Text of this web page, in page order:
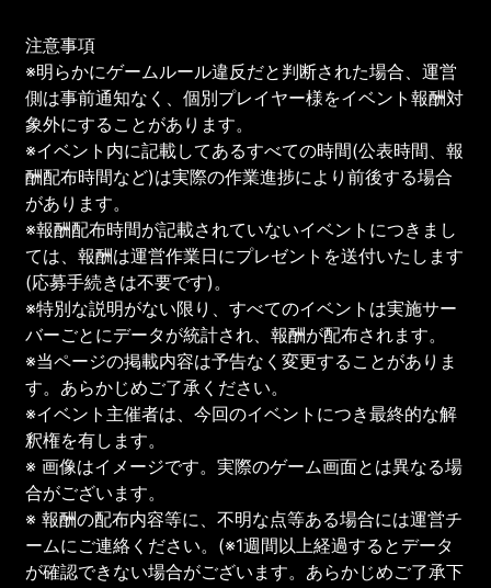
注意事項
※明らかにゲームルール違反だと判断された場合、運営
側は事前通知なく、個別プレイヤー様をイベント報酬対
象外にすることがあります。
※イベント内に記載してあるすべての時間(公表時間、報
酬配布時間など)は実際の作業進捗により前後する場合
があります。
※報酬配布時間が記載されていないイベントにつきまし
ては、報酬は運営作業日にプレゼントを送付いたします
(応募手続きは不要です)。
※特別な説明がない限り、すべてのイベントは実施サー
バーごとにデータが統計され、報酬が配布されます。
※当ページの掲載内容は予告なく変更することがありま
す。あらかじめご了承ください。
※イベント主催者は、今回のイベントにつき最終的な解
釈権を有します。
※ 画像はイメージです。実際のゲーム画面とは異なる場
合がございます。
※ 報酬の配布内容等に、不明な点等ある場合には運営チ
ームにご連絡ください。(※1週間以上経過するとデータ
が確認できない場合がございます。あらかじめご了承下